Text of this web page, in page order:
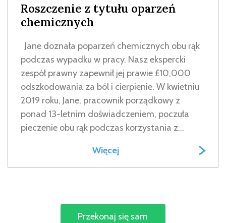
Roszczenie z tytułu oparzeń
chemicznych
Jane doznała poparzeń chemicznych obu rąk
podczas wypadku w pracy. Nasz ekspercki
zespół prawny zapewnił jej prawie £10,000
odszkodowania za ból i cierpienie. W kwietniu
2019 roku, Jane, pracownik porządkowy z
ponad 13-letnim doświadczeniem, poczuła
pieczenie obu rąk podczas korzystania z...
Więcej
Przekonaj się sam